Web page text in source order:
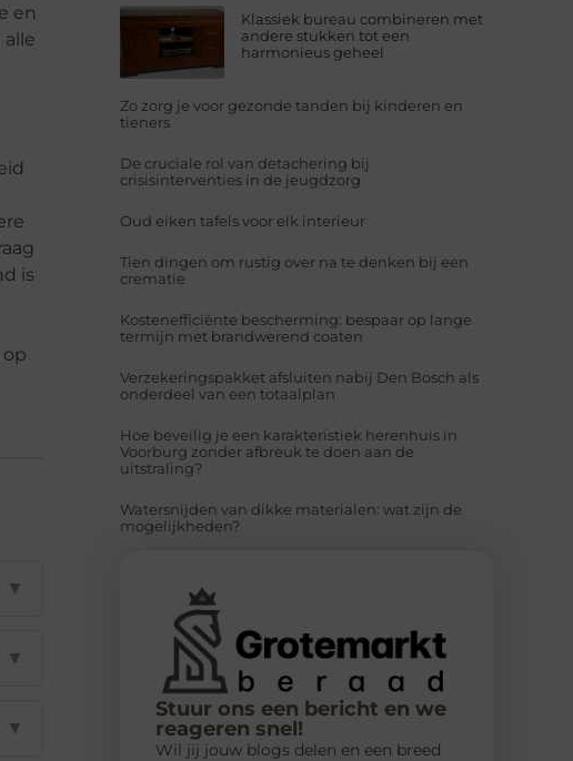
en
is
▼
▼
▼
Klassiek bureau combineren met
andere stukken tot een
harmonieus geheel
Zo zorg je voor gezonde tanden bij kinderen en
tieners
De cruciale rol van detachering bij
crisisinterventies in de jeugdzorg
Oud eiken tafels voor elk interieur
Tien dingen om rustig over na te denken bij een
crematie
Kostenefficiënte bescherming: bespaar op lange
termijn met brandwerend coaten
Verzekeringspakket afsluiten nabij Den Bosch als
onderdeel van een totaalplan
Hoe beveilig je een karakteristiek herenhuis in
Voorburg zonder afbreuk te doen aan de
uitstraling?
Watersnijden van dikke materialen: wat zijn de
mogelijkheden?
Stuur ons een bericht en we
reageren snel!
Wil jij jouw blogs delen en een breed